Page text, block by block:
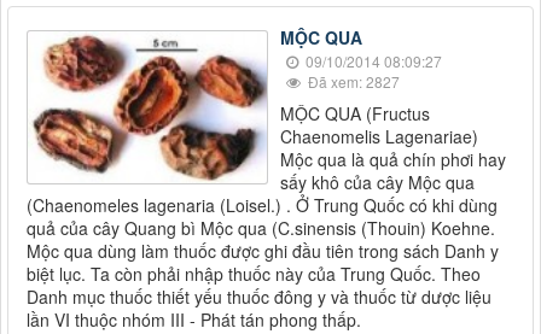
MỘC QUA
09/10/2014 08:09:27
Đã xem: 2827
MỘC QUA (Fructus
Chaenomelis Lagenariae)
Mộc qua là quả chín phơi hay
sấy khô của cây Mộc qua
(Chaenomeles lagenaria (Loisel.) . Ở Trung Quốc có khi dùng
quả của cây Quang bì Mộc qua (C.sinensis (Thouin) Koehne.
Mộc qua dùng làm thuốc được ghi đầu tiên trong sách Danh y
biệt lục. Ta còn phải nhập thuốc này của Trung Quốc. Theo
Danh mục thuốc thiết yếu thuốc đông y và thuốc từ dược liệu
lần VI thuộc nhóm III - Phát tán phong thấp.